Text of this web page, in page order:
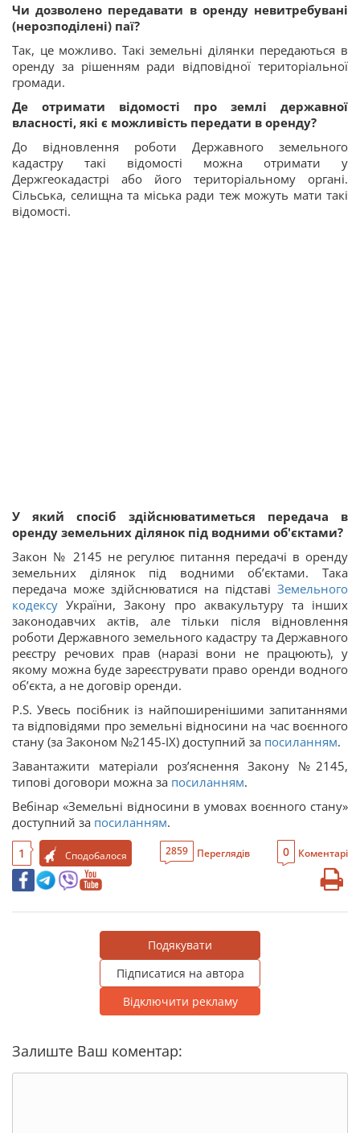
Чи дозволено передавати в оренду невитребувані
(нерозподілені) паї?
Так, це можливо. Такі земельні ділянки передаються в
оренду за рішенням ради відповідної територіальної
громади.
Де отримати відомості про землі державної
власності, які є можливість передати в оренду?
До відновлення роботи Державного земельного
кадастру такі відомості можна отримати у
Держгеокадастрі або його територіальному органі.
Сільська, селищна та міська ради теж можуть мати такі
відомості.
У який спосіб здійснюватиметься передача в
оренду земельних ділянок під водними об'єктами?
Закон № 2145 не регулює питання передачі в оренду
земельних ділянок під водними об’єктами. Така
передача може здійснюватися на підставі Земельного
кодексу України, Закону про аквакультуру та інших
законодавчих актів, але тільки після відновлення
роботи Державного земельного кадастру та Державного
реєстру речових прав (наразі вони не працюють), у
якому можна буде зареєструвати право оренди водного
об’єкта, а не договір оренди.
P.S. Увесь посібник із найпоширенішими запитаннями
та відповідями про земельні відносини на час воєнного
стану (за Законом №2145-IX) доступний за посиланням.
Завантажити матеріали роз’яснення Закону №2145,
типові договори можна за посиланням.
Вебінар «Земельні відносини в умовах воєнного стану»
доступний за посиланням.
1 Сподобалося 2859 Переглядів 0 Коментарі
Подякувати
Підписатися на автора
Відключити рекламу
Залиште Ваш коментар: